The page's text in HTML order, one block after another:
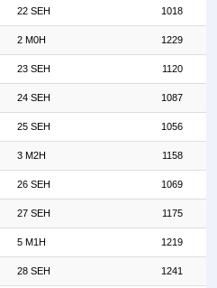
22 SEH 1018
2 M0H 1229
23 SEH 1120
24 SEH 1087
25 SEH 1056
3 M2H 1158
26 SEH 1069
27 SEH 1175
5 M1H 1219
28 SEH 1241